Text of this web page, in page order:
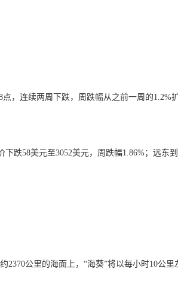
，连续两周下跌，周跌幅从之前一周的
跌58美元至3052美元，周跌幅1.86%；远东
公里的海面上，“海葵”将以每小时10公